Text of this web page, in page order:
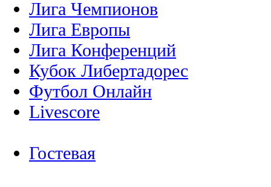
Лига Чемпионов
Лига Европы
Лига Конференций
Кубок Либертадорес
Футбол Онлайн
Livescore
Гостевая